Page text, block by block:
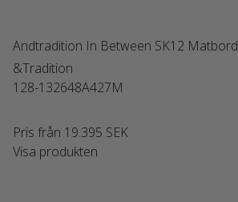
Andtradition In Between SK12 Matbord
&Tradition
128-132648A427M
Pris från 19.395 SEK
Visa produkten